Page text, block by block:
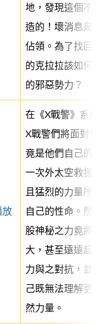
地，發現這個不
造的！壞消息是
佔領。為了找回
的克拉拉該如何
的邪惡勢力？
放
在《X戰警》系
X戰警們將面對
竟是他們自己的
一次外太空救援
且猛烈的力量所
自己的性命。然
股神秘之力竟將
大，甚至遠遠超
力與之對抗，並
己既無法理解更
然力量。